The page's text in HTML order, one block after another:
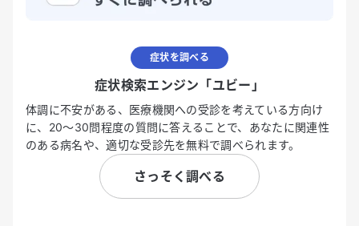
症状を調べる
症状検索エンジン「ユビー」
体調に不安がある、医療機関への受診を考えている方向け
に、20〜30問程度の質問に答えることで、あなたに関連性
のある病名や、適切な受診先を無料で調べられます。
さっそく調べる